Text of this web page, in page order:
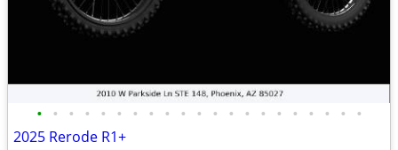
• • • • • • • • • • • • • • • • • • • • •
2025 Rerode R1+